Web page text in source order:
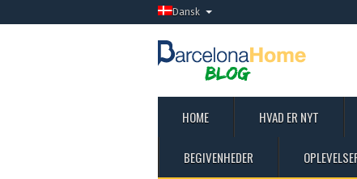
Dansk
HOME HVAD ER NYT
BEGIVENHEDER